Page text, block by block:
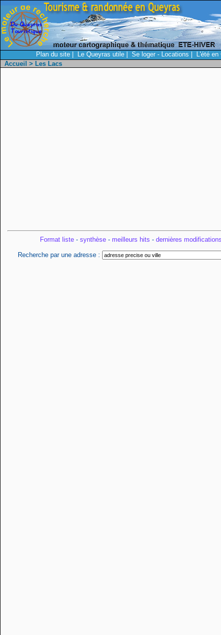
Plan du site Le Queyras utile Se loger - Locations
L'été en
Accueil > Les Lacs
Format liste- synthèse- meilleurs hits - dernières
Recherche par une adresse :